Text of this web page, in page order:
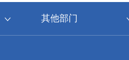
其他部门